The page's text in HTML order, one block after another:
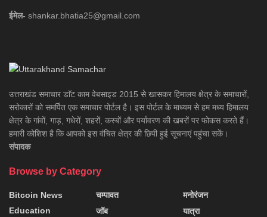
ईमेल- shankar.bhatia25@gmail.com
उत्तराखंड समाचार डाॅट काम वेबसाइड 2015 से खासकर हिमालय क्षेत्र के समाचारों,
सरोकारों को समर्पित एक समाचार पोर्टल है। इस पोर्टल के माध्यम से हम मध्य हिमालय
क्षेत्र के गांवों, गाड़, गधेरों, शहरों, कस्बों और पर्यावरण की खबरों पर फोकस करते हैं।
हमारी कोशिश है कि आपको इस वंचित क्षेत्र की छिपी हुई सूचनाएं पहुंचा सकें।
संपादक
Browse by Category
Bitcoin News
Education
चम्पावत
जॉब
मनोरंजन
यात्रा